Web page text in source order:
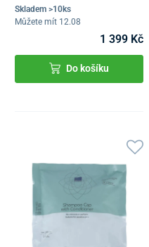
Skladem >10ks
Můžete mít 12.08
1 399 Kč
Do košíku